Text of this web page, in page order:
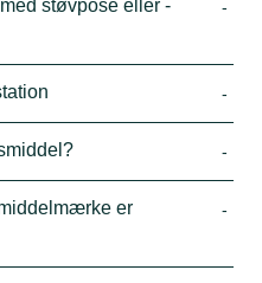
støvpose eller -
-
-
-
er
-